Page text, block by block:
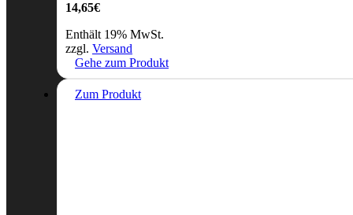
14,65€
Enthält 19% MwSt.
zzgl. Versand
Gehe zum Produkt
Zum Produkt